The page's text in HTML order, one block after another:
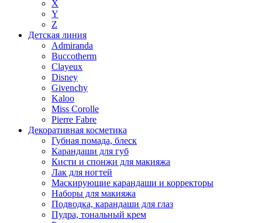
X
Y
Z
Детская линия
Admiranda
Buccotherm
Clayeux
Disney
Givenchy
Kaloo
Miss Corolle
Pierre Fabre
Декоративная косметика
Губная помада, блеск
Карандаши для губ
Кисти и спонжи для макияжа
Лак для ногтей
Маскирующие карандаши и корректоры
Наборы для макияжа
Подводка, карандаши для глаз
Пудра, тональный крем